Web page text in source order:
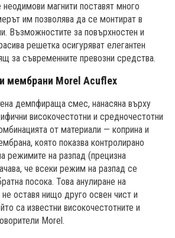
неодимови магнити поставят много
им позволява да се монтират в
Възможностите за повърхностен и
решетка осигуряват елегантен
за съвременните превозни средства.
мембрани Morel Acuflex
демпфираща смес, нанасяна върху
високочестотни и средночестотни
от материали — коприна и
която показва контролирано
режимите на разпад (прецизна
че всеки режим на разпад се
посока. Това анулиране на
оставя нищо друго освен чист и
са известни високочестотните и
Morel.